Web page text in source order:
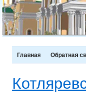
Главная Обратная